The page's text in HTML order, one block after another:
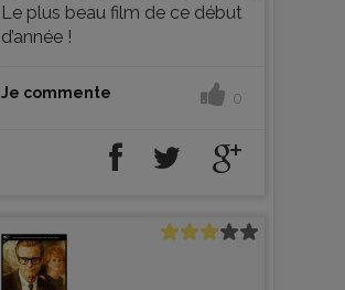
Le plus beau film de ce début
d’année !
Je commente 0